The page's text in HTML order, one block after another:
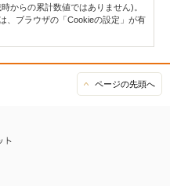
からの累計数値ではありません)。
、ブラウザの「Cookieの設定」が有
ページの先頭へ